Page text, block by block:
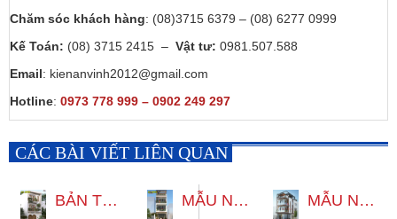
Chăm sóc khách hàng: (08)3715 6379 – (08) 6277 0999
Kế Toán: (08) 3715 2415 – Vật tư: 0981.507.588
Email: kienanvinh2012@gmail.com
Hotline: 0973 778 999 – 0902 249 297
CÁC BÀI VIẾT LIÊN QUAN
BẢN THIẾT KẾ MẪU NHÀ 3 TẦNG HIỆN ĐẠI 5X18M MẪU NHÀ 3 TẦNG HIỆN ĐẠI 4X19M CÓ SÂN THƯỢNG ĐẸP MẪU NHÀ 3 TẦNG 6X15M HIỆN ĐẠI TẠI BÌNH THẠNH